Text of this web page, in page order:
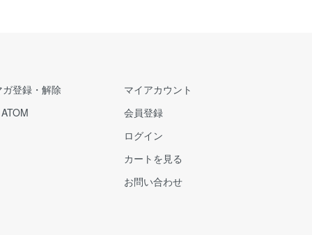
ガ登録・解除
ATOM
マイアカウント
会員登録
ログイン
カートを見る
お問い合わせ